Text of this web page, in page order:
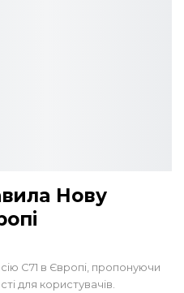
Нову
C71 в Європі, пропонуючи
для користувачів.